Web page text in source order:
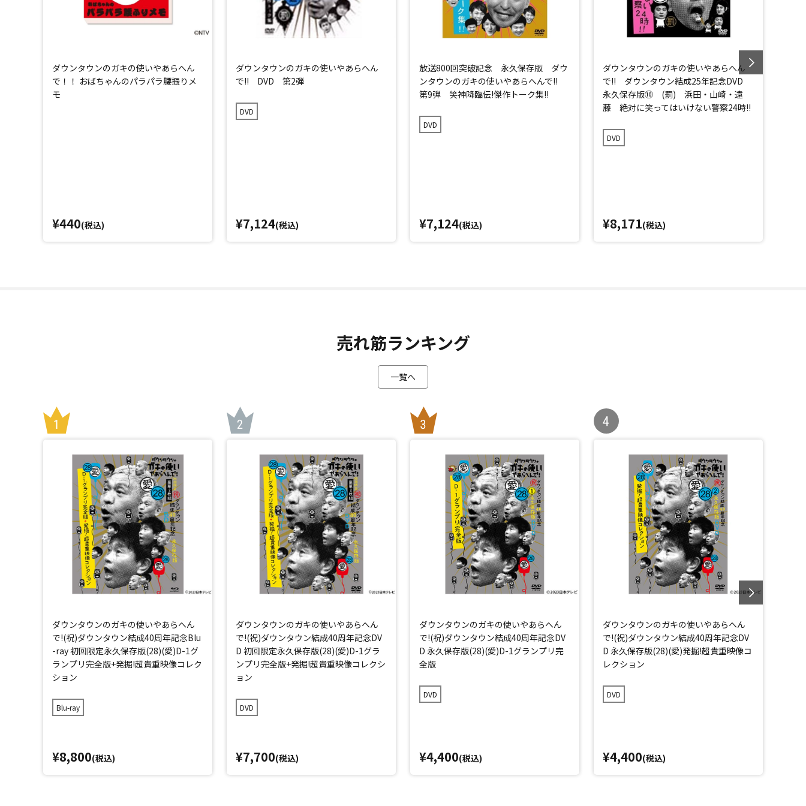
ダウンタウンのガキの使いやあらへん
で！！ おばちゃんのパラパラ腰振りメ
モ
¥440(税込)
ダウンタウンのガキの使いやあらへん
で!! DVD 第2弾
DVD
¥7,124(税込)
放送800回突破記念 永久保存版 ダウ
ンタウンのガキの使いやあらへんで!!
第9弾 笑神降臨伝!傑作トーク集!!
DVD
¥7,124(税込)
ダウンタウンのガキの使いやあらへん
で!! ダウンタウン結成25年記念DVD
永久保存版⑩ (罰) 浜田・山崎・遠
藤 絶対に笑ってはいけない警察24時!!
DVD
¥8,171(税込)
売れ筋ランキング
一覧へ
ダウンタウンのガキの使いやあらへん
で!(祝)ダウンタウン結成40周年記念Blu
-ray 初回限定永久保存版(28)(愛)D-1グ
ランプリ完全版+発掘!超貴重映像コレク
ション
Blu-ray
¥8,800(税込)
ダウンタウンのガキの使いやあらへん
で!(祝)ダウンタウン結成40周年記念DV
D 初回限定永久保存版(28)(愛)D-1グラ
ンプリ完全版+発掘!超貴重映像コレクシ
ョン
DVD
¥7,700(税込)
ダウンタウンのガキの使いやあらへん
で!(祝)ダウンタウン結成40周年記念DV
D 永久保存版(28)(愛)D-1グランプリ完
全版
DVD
¥4,400(税込)
ダウンタウンのガキの使いやあらへん
で!(祝)ダウンタウン結成40周年記念DV
D 永久保存版(28)(愛)発掘!超貴重映像コ
レクション
DVD
¥4,400(税込)